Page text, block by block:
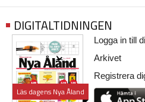
DIGITALTIDNINGEN
Läs dagens Nya Åland
Logga in till
Arkivet
Registrera